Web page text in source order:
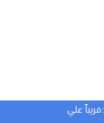
:قريباً علي